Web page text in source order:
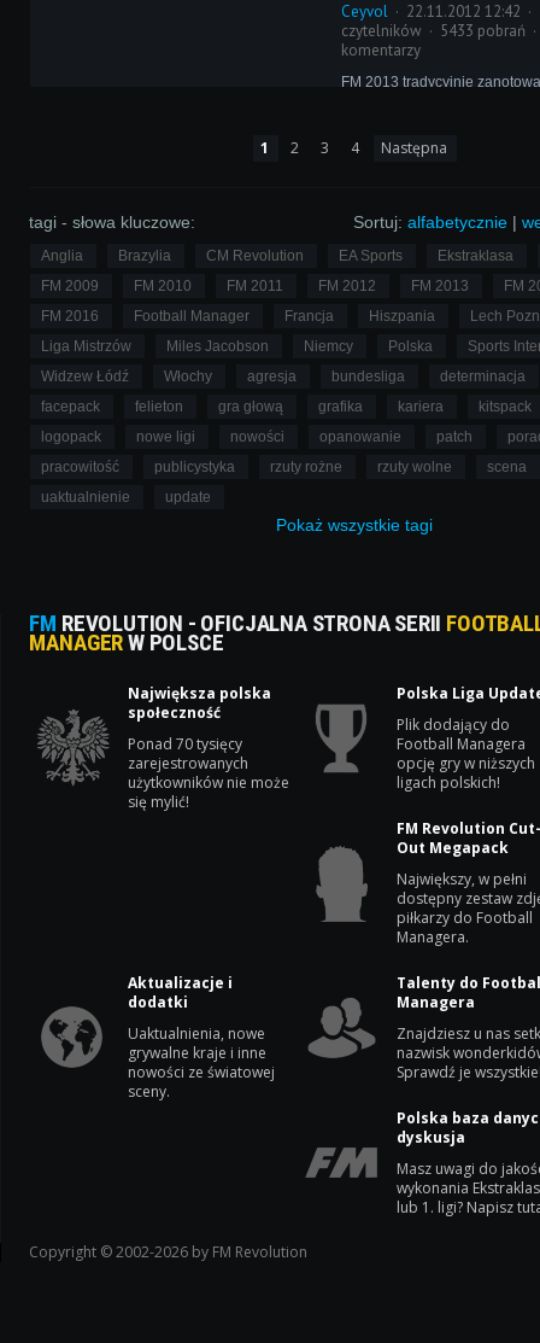
Ceyvol 22.11.2012 12:42
czytelników
5433 pobrań
komentarzy
FM 2013 tradycyjnie
dotychczasowych liderów. Na
dominacji musi jednak
1 2 3 4 Następna
Sortuj: alfabetycznie |
tagi - słowa kluczowe:
Anglia Brazylia CM Revolution EA Sports
Ekstraklasa
FM 2009
FM 2010 FM 2011 FM 2012 FM 2013
FM
FM 2016
Football Manager Francja Hiszpania
Lech
Liga Mistrzów
Miles Jacobson Niemcy Polska
Sports
Widzew Łódź
Włochy agresja bundesliga
determinacja
facepack
felieton gra głową grafika kariera
kitspack
logopack
nowe ligi nowości opanowanie patch
pracowitość
publicystyka rzuty rożne rzuty wolne
scena
uaktualnienie
update
Pokaż wszystkie tagi
FM REVOLUTION - OFICJALNA STRONA SERII
MANAGERW POLSCE
Największa polska
społeczność
Ponad 70 tysięcy
zarejestrowanych
użytkowników nie może
się mylić!
Polska Liga
Plik dodający do
Football Managera
opcję gry w niższych
ligach polskich!
FM Revolution
Out Megapack
Największy, w pełni
dostępny zestaw
piłkarzy do Football
Managera.
Aktualizacje i
dodatki
Uaktualnienia, nowe
grywalne kraje i inne
nowości ze światowej
sceny.
Talenty do
Managera
Znajdziesz u nas
nazwisk
Sprawdź je
Polska baza
dyskusja
Masz uwagi do
wykonania
lub 1. ligi? Napisz
Copyright © 2002-2026 by FM Revolution